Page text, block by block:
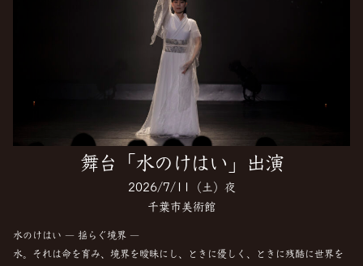
舞台「水のけはい」出演
2026/7/11（土）夜
千葉市美術館
水のけはい ― 揺らぐ境界 ―
水。それは命を育み、境界を曖昧にし、ときに優しく、ときに残酷に世界を